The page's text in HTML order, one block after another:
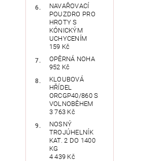
NAVAŘOVACÍ
POUZDRO PRO
HROTY S
KÓNICKÝM
UCHYCENÍM
159 Kč
OPĚRNÁ NOHA
952 Kč
KLOUBOVÁ
HŘÍDEL
ORCGP40/860 S
VOLNOBĚHEM
3 763 Kč
NOSNÝ
TROJÚHELNÍK
KAT. 2 DO 1400
KG
4 439 Kč